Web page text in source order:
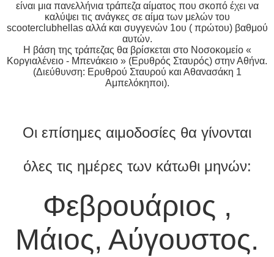
είναι μια πανελλήνια τράπεζα αίματος που σκοπό έχει να
καλύψει τις ανάγκες σε αίμα των μελών του
scooterclubhellas αλλά και συγγενών 1ου ( πρώτου) βαθμού
αυτών.
Η βάση της τράπεζας θα βρίσκεται στο Νοσοκομείο «
Κοργιαλένειο - Μπενάκειο » (Ερυθρός Σταυρός) στην Αθήνα.
(Διεύθυνση: Ερυθρού Σταυρού και Αθανασάκη 1
Αμπελόκηποι).
Οι επίσημες αιμοδοσίες θα γίνονται
όλες τις ημέρες των κάτωθι μηνών:
Φεβρουάριος ,
Μάιος, Αύγουστος.